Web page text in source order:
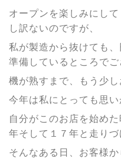
オープンを楽しみにし
し訳ないのですが、
私が製造から抜けても
準備しているところでご
機が熟すまで、もう少
今年は私にとっても思い
自分がこのお店を始め
年そして１７年と走りづ
そんなある日、お客様